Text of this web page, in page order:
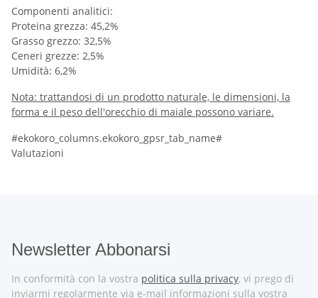
Componenti analitici:
Proteina grezza: 45,2%
Grasso grezzo: 32,5%
Ceneri grezze: 2,5%
Umidità: 6,2%
Nota: trattandosi di un prodotto naturale, le dimensioni, la
forma e il peso dell'orecchio di maiale possono variare.
#ekokoro_columns.ekokoro_gpsr_tab_name#
Valutazioni
Newsletter Abbonarsi
In conformità con la vostra politica sulla privacy, vi prego di
inviarmi regolarmente via e-mail informazioni sulla vostra